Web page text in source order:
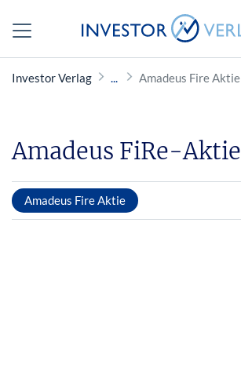
Investor Verlag Amadeus Fire Aktie
Amadeus FiRe-Aktie
Amadeus Fire Aktie